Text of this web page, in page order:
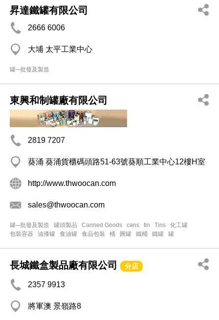
昇達鐵罐有限公司
2666 6006
大埔 太平工業中心
罐─批發及製造
東興和制罐廠有限公司
2819 7207
葵涌 葵涌貨櫃碼頭路51-63號葵順工業中心12樓H室
http://www.thwoocan.com
sales@thwoocan.com
罐─批發及製造 罐頭製品 Canned Goods cans tin Tins
化工罐
包裝容器
油漆罐 食油罐 食品包裝 桶 圓罐 鐵桶 鐵罐 罐
長城鐵盒製品廠有限公司 分店
2357 9913
將軍澳 景嶺路8